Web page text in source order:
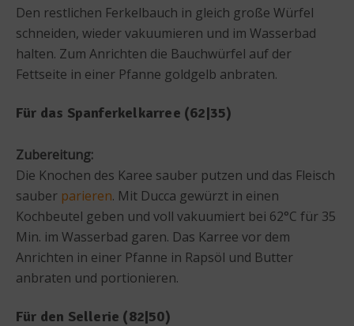
Den restlichen Ferkelbauch in gleich große Würfel
schneiden, wieder vakuumieren und im Wasserbad
halten. Zum Anrichten die Bauchwürfel auf der
Fettseite in einer Pfanne goldgelb anbraten.
Für das Spanferkelkarree (62|35)
Zubereitung:
Die Knochen des Karee sauber putzen und das Fleisch
sauber parieren. Mit Ducca gewürzt in einen
Kochbeutel geben und voll vakuumiert bei 62°C für 35
Min. im Wasserbad garen. Das Karree vor dem
Anrichten in einer Pfanne in Rapsöl und Butter
anbraten und portionieren.
Für den Sellerie (82|50)